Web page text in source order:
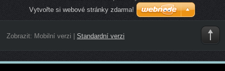
Vytvořte si webové stránky zdarma!
Zobrazit: Mobilní verzi Standardní verzi